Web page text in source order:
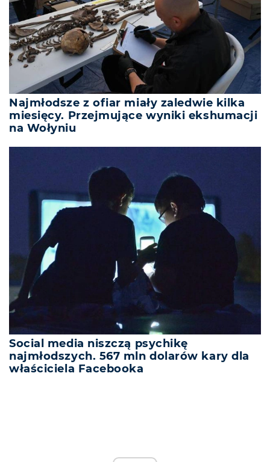
Najmłodsze z ofiar miały zaledwie kilka
miesięcy. Przejmujące wyniki ekshumacji
na Wołyniu
Social media niszczą psychikę
najmłodszych. 567 mln dolarów kary dla
właściciela Facebooka